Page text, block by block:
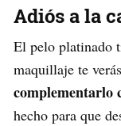
Adiós a la
El pelo platinado
maquillaje te
complementarlo
hecho para que